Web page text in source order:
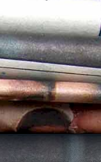
Autoverzekering
Reisverzekering